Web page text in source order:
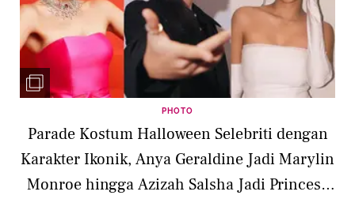
PHOTO
Parade Kostum Halloween Selebriti dengan
Karakter Ikonik, Anya Geraldine Jadi Marylin
Monroe hingga Azizah Salsha Jadi Princess